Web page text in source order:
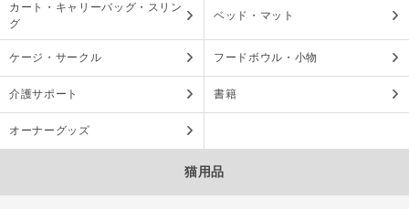
カート・キャリーバッグ・スリン
グ
ベッド・マット
ケージ・サークル フードボウル・小物
介護サポート 書籍
オーナーグッズ
猫用品